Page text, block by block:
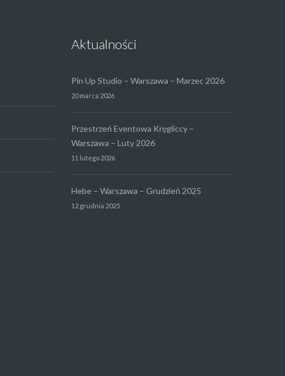
Aktualności
Pin Up Studio – Warszawa – Marzec 2026
20 marca 2026
Przestrzeń Eventowa Kręgliccy –
Warszawa – Luty 2026
11 lutego 2026
Hebe – Warszawa – Grudzień 2025
12 grudnia 2025